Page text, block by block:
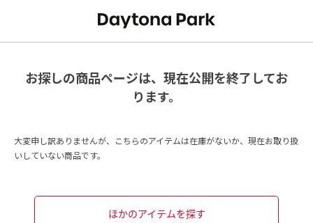
お探しの商品ページは、現在公開を終了してお
ります。
大変申し訳ありませんが、こちらのアイテムは在庫がないか、現在お取り扱
いしていない商品です。
ほかのアイテムを探す